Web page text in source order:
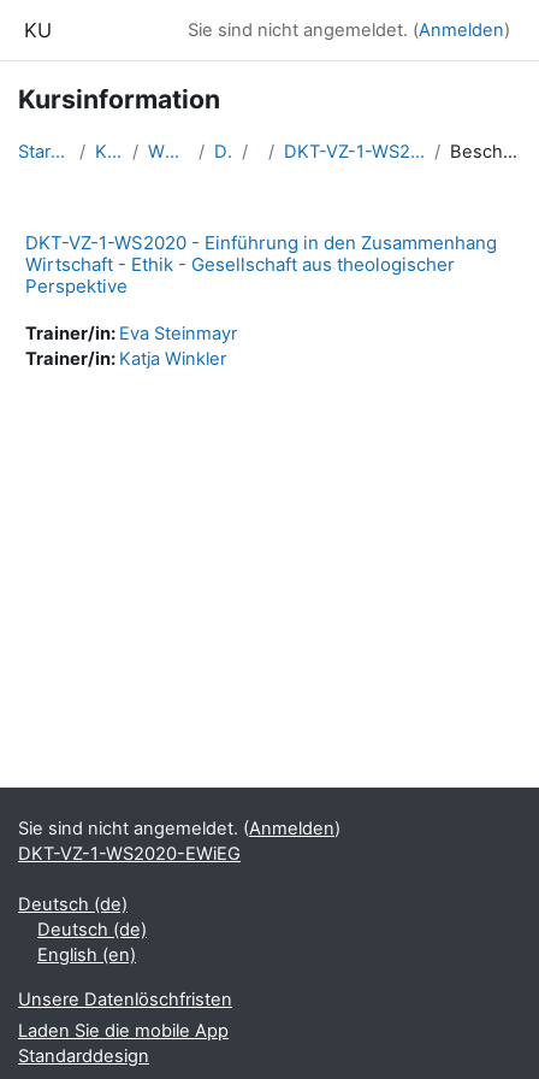
KU Sie sind nicht angemeldet. (Anmelden)
Kursinformation
Startseite Kurse WS2020 DKT 1 DKT-VZ-1-WS2020-EWiEG Beschreibung
DKT-VZ-1-WS2020 - Einführung in den Zusammenhang
Wirtschaft - Ethik - Gesellschaft aus theologischer
Perspektive
Trainer/in: Eva Steinmayr
Trainer/in: Katja Winkler
Sie sind nicht angemeldet. (Anmelden)
DKT-VZ-1-WS2020-EWiEG
Deutsch ‎(de)‎
Deutsch ‎(de)‎
English ‎(en)‎
Unsere Datenlöschfristen
Laden Sie die mobile App
Standarddesign